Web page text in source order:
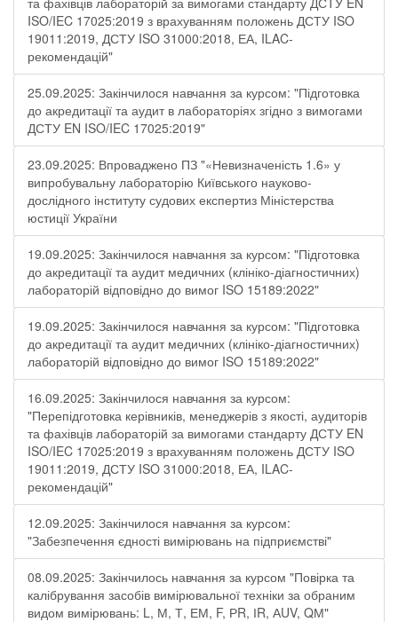
ISO/IEC 17025:2019 з врахуванням положень ДСТУ ISO
19011:2019, ДСТУ ISO 31000:2018, ЕА, ILAC-
рекомендацій"
25.09.2025: Закінчилося навчання за курсом: "Підготовка
до акредитації та аудит в лабораторіях згідно з вимогами
ДСТУ EN ISO/IEC 17025:2019"
23.09.2025: Впроваджено ПЗ "«Невизначеність 1.6» у
випробувальну лабораторію Київського науково-
дослідного інституту судових експертиз Міністерства
юстиції України
19.09.2025: Закінчилося навчання за курсом: "Підготовка
до акредитації та аудит медичних (клініко-діагностичних)
лабораторій відповідно до вимог ISO 15189:2022"
19.09.2025: Закінчилося навчання за курсом: "Підготовка
до акредитації та аудит медичних (клініко-діагностичних)
лабораторій відповідно до вимог ISO 15189:2022"
16.09.2025: Закінчилося навчання за курсом:
"Перепідготовка керівників, менеджерів з якості, аудиторів
та фахівців лабораторій за вимогами стандарту ДСТУ EN
ISO/IEC 17025:2019 з врахуванням положень ДСТУ ISO
19011:2019, ДСТУ ISO 31000:2018, ЕА, ILAC-
рекомендацій"
12.09.2025: Закінчилося навчання за курсом:
"Забезпечення єдності вимірювань на підприємстві"
08.09.2025: Закінчилось навчання за курсом "Повірка та
калібрування засобів вимірювальної техніки за обраним
видом вимірювань: L, М, Т, ЕМ, F, РR, ІR, АUV, QМ"